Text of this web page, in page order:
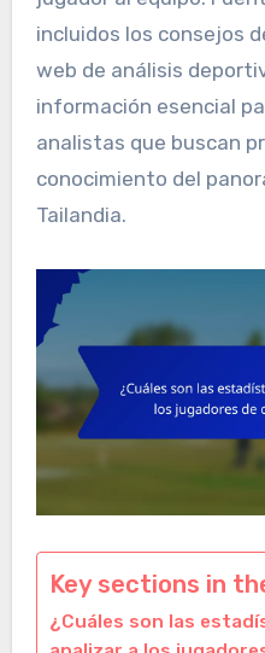
incluidos los consejos
web de análisis
información esencial
analistas que buscan
conocimiento del
Tailandia.
Key sections in
¿Cuáles son las